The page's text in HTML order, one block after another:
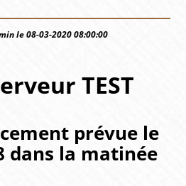
le 08-03-2020 08:00:00
TEST
prévue le
dans la matinée